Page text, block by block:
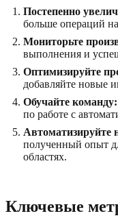
Постепенно
больше операций
Мониторьте
выполнения и
Оптимизируйте
добавляйте новые
Обучайте команду:
по работе с
Автоматизируйте
полученный опыт
областях.
Ключевые